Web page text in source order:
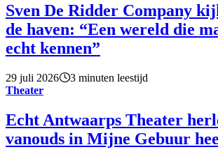
Sven De Ridder Company
de haven: “Een wereld die
echt kennen”
29 juli 2026
3 minuten leestijd
Theater
Echt Antwaarps Theater
vanouds in Mijne Gebuur